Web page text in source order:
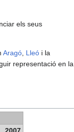
els seus
Aragó, Lleó i la
representació en la
2007